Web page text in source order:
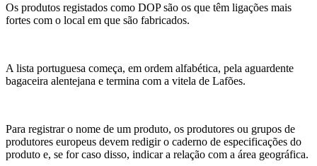
Os produtos registados como DOP são os que têm ligações mais
fortes com o local em que são fabricados.
A lista portuguesa começa, em ordem alfabética, pela aguardente
bagaceira alentejana e termina com a vitela de Lafões.
Para registrar o nome de um produto, os produtores ou grupos de
produtores europeus devem redigir o caderno de especificações do
produto e, se for caso disso, indicar a relação com a área geográfica.